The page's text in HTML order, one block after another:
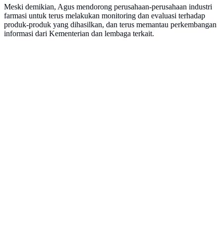
Meski demikian, Agus mendorong perusahaan-perusahaan industri
farmasi untuk terus melakukan monitoring dan evaluasi terhadap
produk-produk yang dihasilkan, dan terus memantau perkembangan
informasi dari Kementerian dan lembaga terkait.